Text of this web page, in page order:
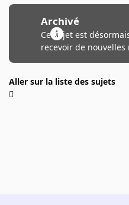
Archivé
Ce sujet est
recevoir de nouvelles
Aller sur la liste des sujets